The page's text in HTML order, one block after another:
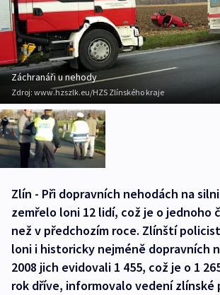
Záchranáři u nehody
Zdroj: www.hzszlk.eu/HZS Zlínského kraje
Zlín - Při dopravních nehodách na
zemřelo loni 12 lidí, což je o jednoho
než v předchozím roce. Zlínští
loni i historicky nejméně dopravních
2008 jich evidovali 1 455, což je o 1
rok dříve, informovalo vedení zlínské